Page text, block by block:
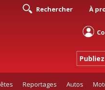
Rechercher À
Reportages Autos